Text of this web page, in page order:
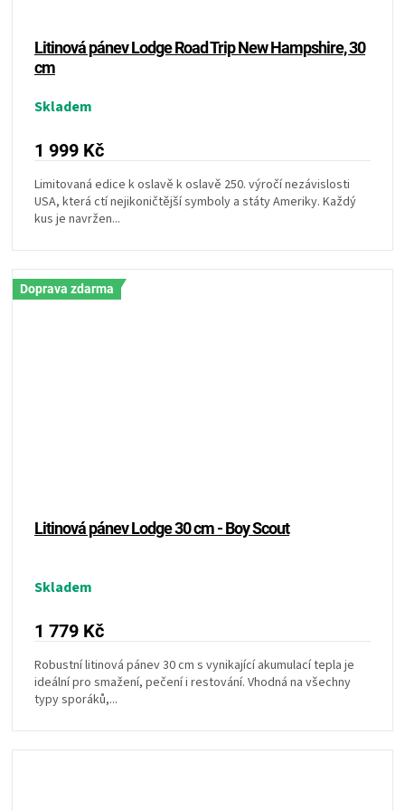
Litinová pánev Lodge Road Trip New Hampshire, 30
cm
Skladem
1 999 Kč
Limitovaná edice k oslavě k oslavě 250. výročí nezávislosti
USA, která ctí nejikoničtější symboly a státy Ameriky. Každý
kus je navržen...
Doprava zdarma
Litinová pánev Lodge 30 cm - Boy Scout
Skladem
1 779 Kč
Robustní litinová pánev 30 cm s vynikající akumulací tepla je
ideální pro smažení, pečení i restování. Vhodná na všechny
typy sporáků,...